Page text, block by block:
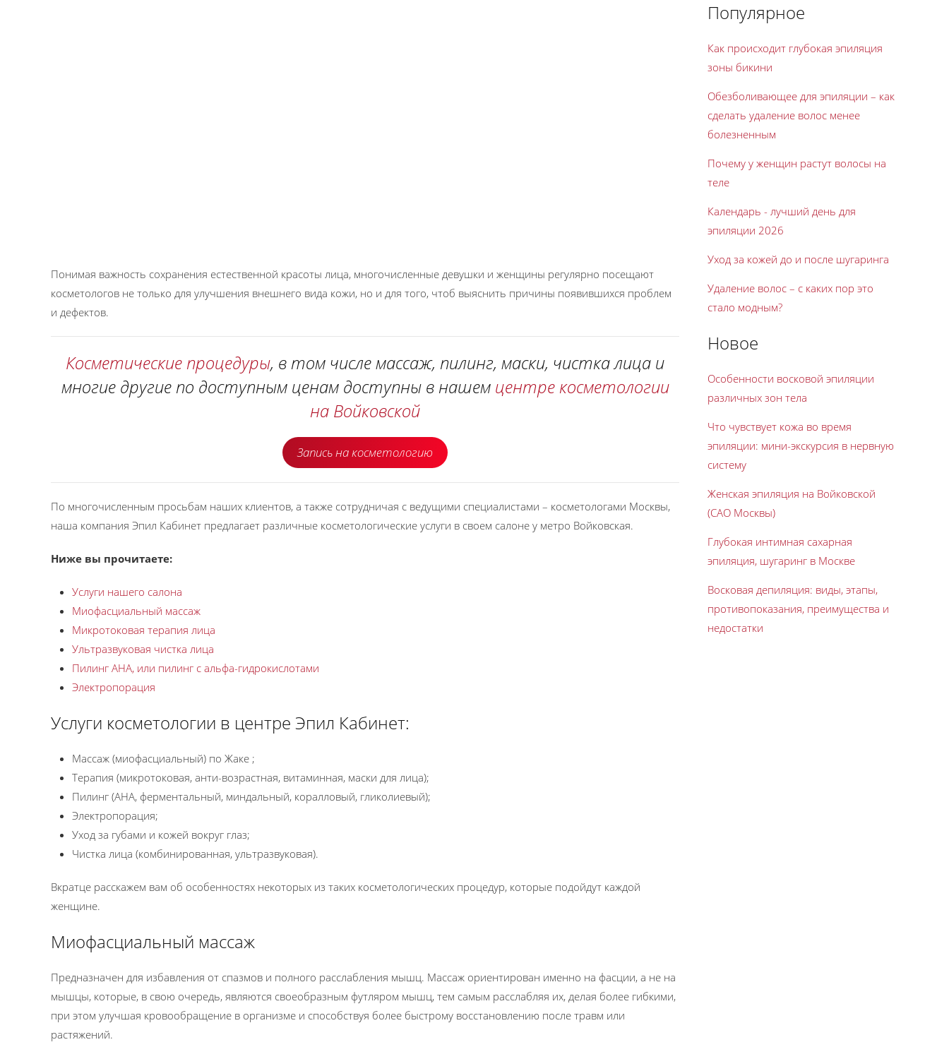
Понимая важность сохранения естественной красоты лица, многочисленные девушки и женщины регулярно посещают
косметологов не только для улучшения внешнего вида кожи, но и для того, чтоб выяснить причины появившихся проблем
и дефектов.
Косметические процедуры, в том числе массаж, пилинг, маски, чистка лица и
многие другие по доступным ценам доступны в нашем центре косметологии
на Войковской
Запись на косметологию
По многочисленным просьбам наших клиентов, а также сотрудничая с ведущими специалистами – косметологами Москвы,
наша компания Эпил Кабинет предлагает различные косметологические услуги в своем салоне у метро Войковская.
Ниже вы прочитаете:
Услуги нашего салона
Миофасциальный массаж
Микротоковая терапия лица
Ультразвуковая чистка лица
Пилинг АНА, или пилинг с альфа-гидрокислотами
Электропорация
Услуги косметологии в центре Эпил Кабинет:
Массаж (миофасциальный) по Жаке ;
Терапия (микротоковая, анти-возрастная, витаминная, маски для лица);
Пилинг (АНА, ферментальный, миндальный, коралловый, гликолиевый);
Электропорация;
Уход за губами и кожей вокруг глаз;
Чистка лица (комбинированная, ультразвуковая).
Вкратце расскажем вам об особенностях некоторых из таких косметологических процедур, которые подойдут каждой
женщине.
Миофасциальный массаж
Предназначен для избавления от спазмов и полного расслабления мышц. Массаж ориентирован именно на фасции, а не на
мышцы, которые, в свою очередь, являются своеобразным футляром мышц, тем самым расслабляя их, делая более гибкими,
при этом улучшая кровообращение в организме и способствуя более быстрому восстановлению после травм или
растяжений.
Популярное
Как происходит глубокая эпиляция
зоны бикини
Обезболивающее для эпиляции – как
сделать удаление волос менее
болезненным
Почему у женщин растут волосы на
теле
Календарь - лучший день для
эпиляции 2026
Уход за кожей до и после шугаринга
Удаление волос – с каких пор это
стало модным?
Новое
Особенности восковой эпиляции
различных зон тела
Что чувствует кожа во время
эпиляции: мини-экскурсия в нервную
систему
Женская эпиляция на Войковской
(САО Москвы)
Глубокая интимная сахарная
эпиляция, шугаринг в Москве
Восковая депиляция: виды, этапы,
противопоказания, преимущества и
недостатки